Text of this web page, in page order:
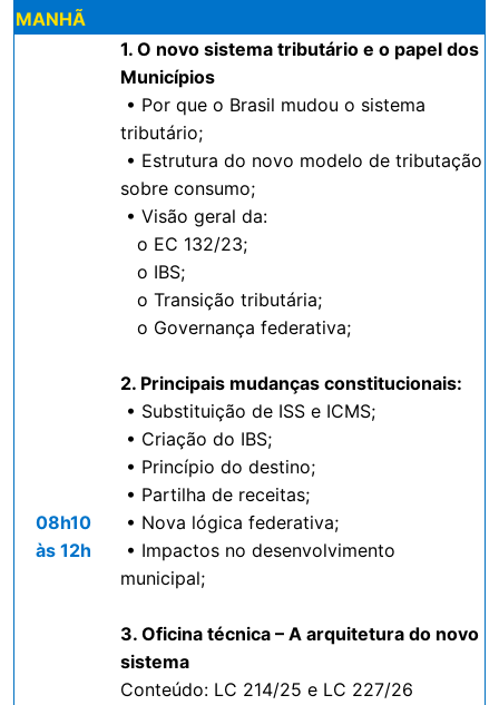
MANHÃ
08h10
às 12h
1. O novo sistema tributário e o papel dos
Municípios
• Por que o Brasil mudou o sistema
tributário;
• Estrutura do novo modelo de tributação
sobre consumo;
• Visão geral da:
o EC 132/23;
o IBS;
o Transição tributária;
o Governança federativa;
2. Principais mudanças constitucionais:
• Substituição de ISS e ICMS;
• Criação do IBS;
• Princípio do destino;
• Partilha de receitas;
• Nova lógica federativa;
• Impactos no desenvolvimento
municipal;
3. Oficina técnica – A arquitetura do novo
sistema
Conteúdo: LC 214/25 e LC 227/26